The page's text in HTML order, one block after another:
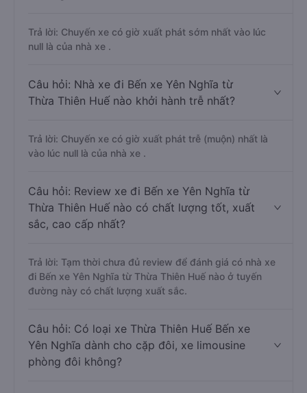
Trả lời: Chuyến xe có giờ xuất phát sớm nhất vào lúc
null là của nhà xe .
Câu hỏi: Nhà xe đi Bến xe Yên Nghĩa từ
Thừa Thiên Huế nào khởi hành trễ nhất?
Trả lời: Chuyến xe có giờ xuất phát trễ (muộn) nhất là
vào lúc null là của nhà xe .
Câu hỏi: Review xe đi Bến xe Yên Nghĩa từ
Thừa Thiên Huế nào có chất lượng tốt, xuất
sắc, cao cấp nhất?
Trả lời: Tạm thời chưa đủ review để đánh giá có nhà xe
đi Bến xe Yên Nghĩa từ Thừa Thiên Huế nào ở tuyến
đường này có chất lượng xuất sắc.
Câu hỏi: Có loại xe Thừa Thiên Huế Bến xe
Yên Nghĩa dành cho cặp đôi, xe limousine
phòng đôi không?